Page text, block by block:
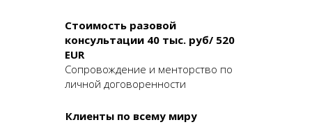
Стоимость разовой
консультации 40 тыс. руб/ 520
EUR
Сопровождение и менторство по
личной договоренности
Клиенты по всему миру